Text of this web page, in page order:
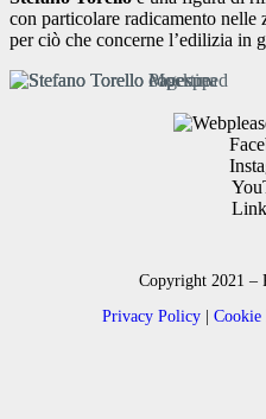
con particolare radicamento
per ciò che concerne l’edilizia in
Copyright 2021 –
Privacy Policy| Cookie